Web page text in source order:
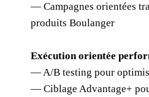
— Campagnes orientées
produits Boulanger
Exécution orientée
— A/B testing pour
— Ciblage Advantage+